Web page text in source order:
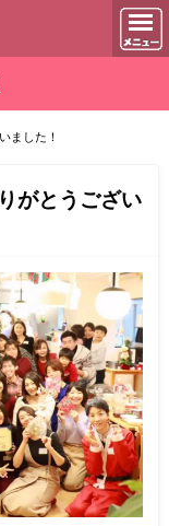
ました！
がとうござい